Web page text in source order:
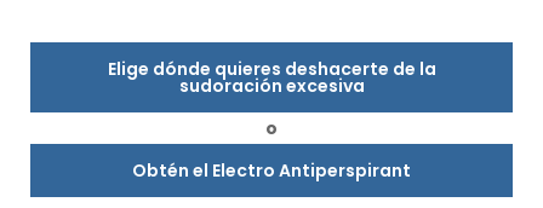
Elige dónde quieres deshacerte de la
sudoración excesiva
o
Obtén el Electro Antiperspirant